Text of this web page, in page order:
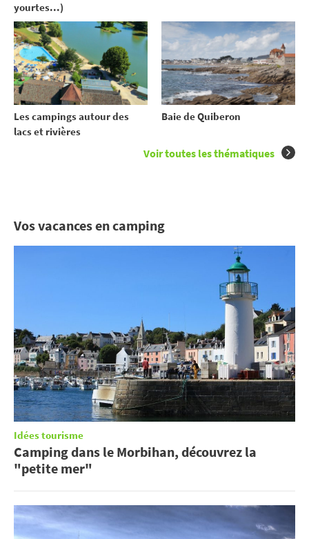
yourtes...)
Les campings autour des
lacs et rivières
Baie de Quiberon
Voir toutes les thématiques
Vos vacances en camping
Idées tourisme
Camping dans le Morbihan, découvrez la
"petite mer"